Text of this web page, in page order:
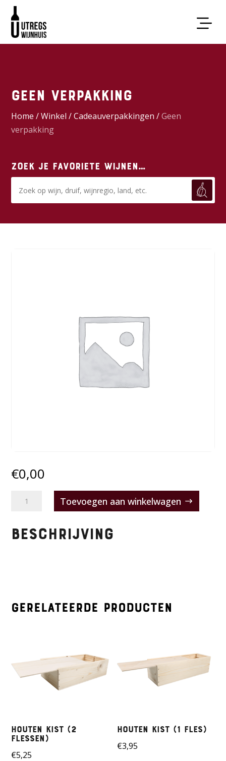
Geen verpakking
Home /Winkel /Cadeauverpakkingen /Geen
verpakking
Zoek je favoriete wijnen…
€0,00
Geen
Toevoegen aan winkelwagen
Beschrijving
Gerelateerde producten
Houten kist (2
flessen)
€5,25
Houten kist (1 fles)
€3,95